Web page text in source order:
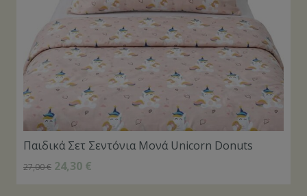
Παιδικά Σετ Σεντόνια Μονά Unicorn Donuts
27,00€ 24,30 €